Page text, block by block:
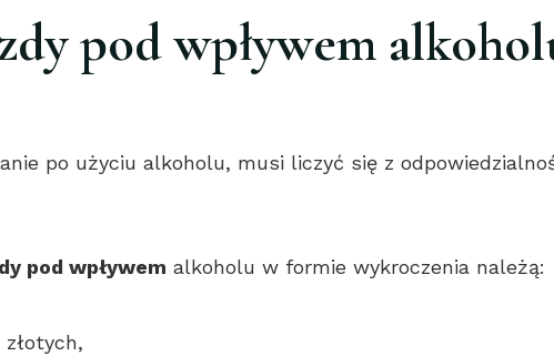
pod wpływem
po użyciu alkoholu, musi liczyć się z
pod wpływem alkoholu w formie wykroczenia należą: